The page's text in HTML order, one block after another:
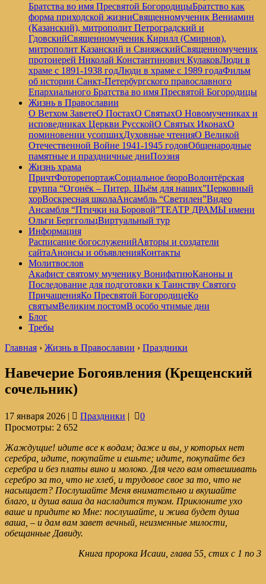
Братства во имя Пресвятой БогородицыБратство как
форма приходской жизниСвященномученик Вениамин
(Казанский), митрополит Петроградский и
ГдовскийСвященномученик Кирилл (Смирнов),
митрополит Казанский и СвияжскийСвященномученик
протоиерей Николай Константинович КулаковЛюди в
храме с 1891-1938 годЛюди в храме с 1989 годаФильм
об истории Санкт-Петербургского православного
Епархиального Братства во имя Пресвятой Богородицы
Жизнь в Православии
О Ветхом ЗаветеО ПостахО СвятыхО Новомучениках и
исповедниках Церкви РусскойО Святых ИконахО
поминовении усопшихДуховные чтенияО Великой
Отечественной Войне 1941-1945 годовОбщенародные
памятные и праздничные дниПоэзия
Жизнь храма
ПричтФоторепортажСоциальное бюроВолонтёрская
группа “Огонёк – Питер. Шьём для наших”Церковный
хорВоскресная школаАнсамбль “Светилен”Видео
Ансамбля “Птички на Боровой”ТЕАТР ДРАМЫ имени
Ольги БерггольцВиртуальный тур
Информация
Расписание богослуженийАвторы и создатели
сайтаАнонсы и объявленияКонтакты
Молитвослов
Акафист святому мученику ВонифатиюКаноны и
Последование для подготовки к Таинству Святого
ПричащенияКо Пресвятой БогородицеКо
святымВеликим постомВ особо чтимые дни
Блог
Требы
Главная › Жизнь в Православии › Праздники
Навечерие Богоявления (Крещенский
сочельник)
17 января 2026 | Праздники |
0
Просмотры: 2 652
Жаждущие! идите все к водам; даже и вы, у которых нет
серебра, идите, покупайте и ешьте; идите, покупайте без
серебра и без платы вино и молоко. Для чего вам отвешивать
серебро за то, что не хлеб, и трудовое свое за то, что не
насыщает? Послушайте Меня внимательно и вкушайте
благо, и душа ваша да насладится туком. Приклоните ухо
ваше и придите ко Мне: послушайте, и жива будет душа
ваша, – и дам вам завет вечный, неизменные милости,
обещанные Давиду.
Книга пророка Исаии, глава 55, стих с 1 по 3